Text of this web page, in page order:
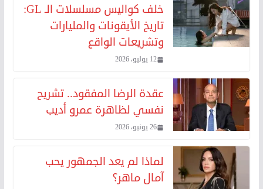
خلف كواليس مسلسلات الـ GL:
تاريخ الأيقونات والمليارات
وتشريعات الواقع
12 يوليو، 2026
عقدة الرضا المفقود.. تشريح
نفسي لظاهرة عمرو أديب
26 يونيو، 2026
لماذا لم يعد الجمهور يحب
آمال ماهر؟